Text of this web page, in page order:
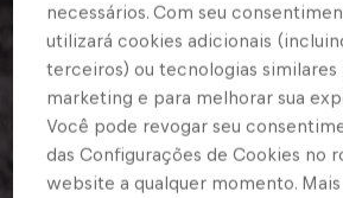
necessários. Com seu
utilizará cookies adicionais
terceiros) ou tecnologias similares
marketing e para melhorar sua
Você pode revogar seu
das Configurações de Cookies no
website a qualquer momento.